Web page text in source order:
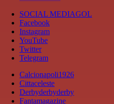
SOCIAL MEDIAGOL
Facebook
Instagram
YouTube
Twitter
Telegram
Calcionapoli1926
Cittaceleste
Derbyderbyderby
Fantamagazine